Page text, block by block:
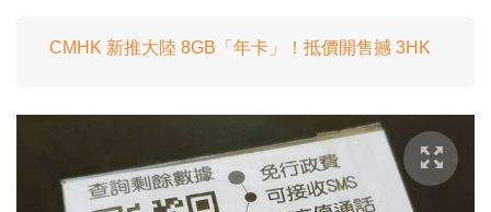
CMHK 新推大陸 8GB「年卡」！抵價開售撼 3HK